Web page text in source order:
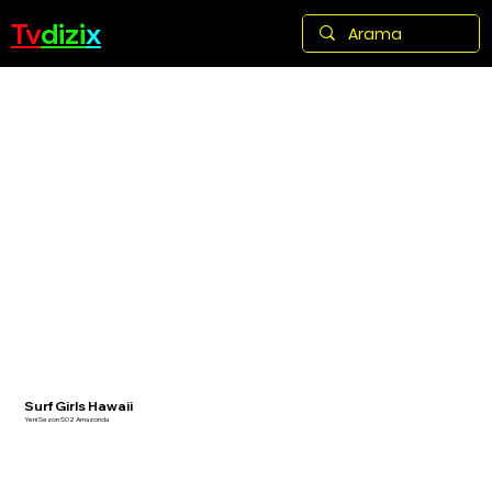
Tvdizix
Surf Girls Hawaii
Yeni Sezon S02 Amazonda